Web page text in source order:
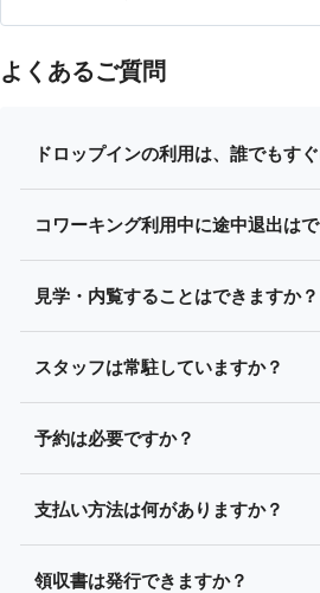
よくあるご質問
ドロップインの利用は、誰でもす
コワーキング利用中に途中退出は
見学・内覧することはできますか？
スタッフは常駐していますか？
予約は必要ですか？
支払い方法は何がありますか？
領収書は発行できますか？